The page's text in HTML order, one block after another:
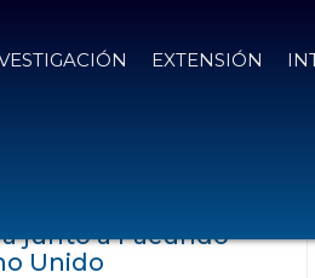
EXTENSIÓN
junto a Facundo
Unido